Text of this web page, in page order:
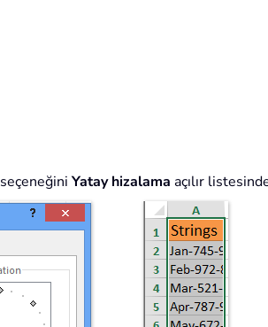
Yatay hizalama açılır